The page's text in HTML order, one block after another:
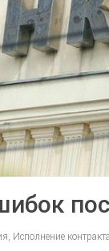
Исполнение